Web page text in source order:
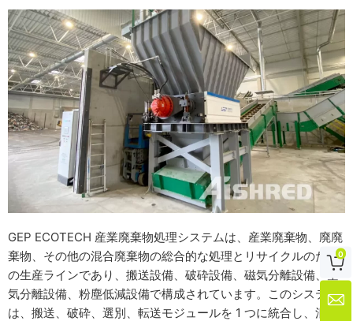
GEP ECOTECH 産業廃棄物処理システムは、産業廃棄物、廃廃
棄物、その他の混合廃棄物の総合的な処理とリサイクルのため
の生産ラインであり、搬送設備、破砕設備、磁気分離設備、空
気分離設備、粉塵低減設備で構成されています。このシステム
は、搬送、破砕、選別、転送モジュールを 1 つに統合し、混合

0
